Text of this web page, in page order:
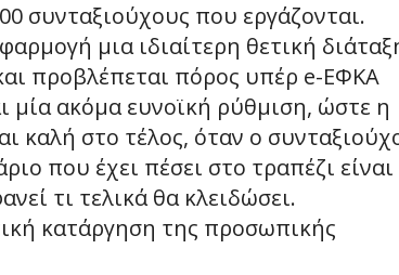
συνταξιούχους που εργάζονται.
μια ιδιαίτερη θετική
προβλέπεται πόρος υπέρ e-ΕΦΚΑ
μία ακόμα ευνοϊκή ρύθμιση, ώστε η
καλή στο τέλος, όταν ο
που έχει πέσει στο τραπέζι είναι
τι τελικά θα κλειδώσει.
κατάργηση της προσωπικής